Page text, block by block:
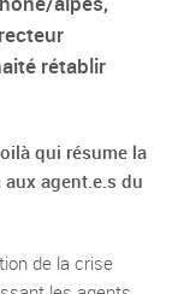
rétablir
qui résume la
agent.e.s du
de la crise